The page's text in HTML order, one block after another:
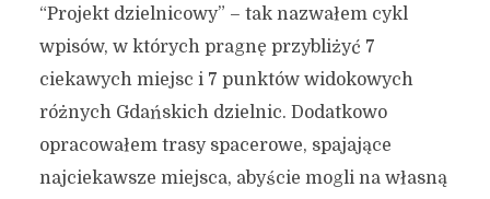
“Projekt dzielnicowy” – tak nazwałem cykl
wpisów, w których pragnę przybliżyć 7
ciekawych miejsc i 7 punktów widokowych
różnych Gdańskich dzielnic. Dodatkowo
opracowałem trasy spacerowe, spajające
najciekawsze miejsca, abyście mogli na własną